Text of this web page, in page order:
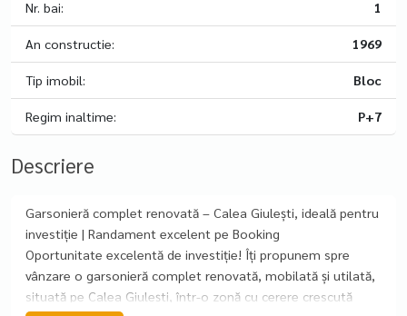
Nr. bai: 1
An constructie: 1969
Tip imobil: Bloc
Regim inaltime: P+7
Descriere
Garsonieră complet renovată – Calea Giulești, ideală pentru
investiție | Randament excelent pe Booking
Oportunitate excelentă de investiție! Îți propunem spre
vânzare o garsonieră complet renovată, mobilată și utilată,
situată pe Calea Giulești, într-o zonă cu cerere crescută